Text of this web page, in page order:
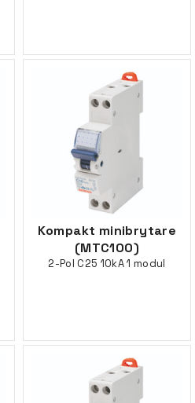
Kompakt minibrytare
(MTC100)
2-Pol C25 10kA 1 modul